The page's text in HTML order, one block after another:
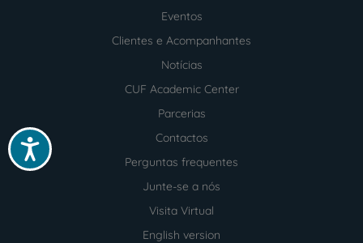
Acessibilidade
Eventos
Clientes e Acompanhantes
Notícias
CUF Academic Center
Parcerias
Contactos
Perguntas frequentes
Junte-se a nós
Visita Virtual
English version